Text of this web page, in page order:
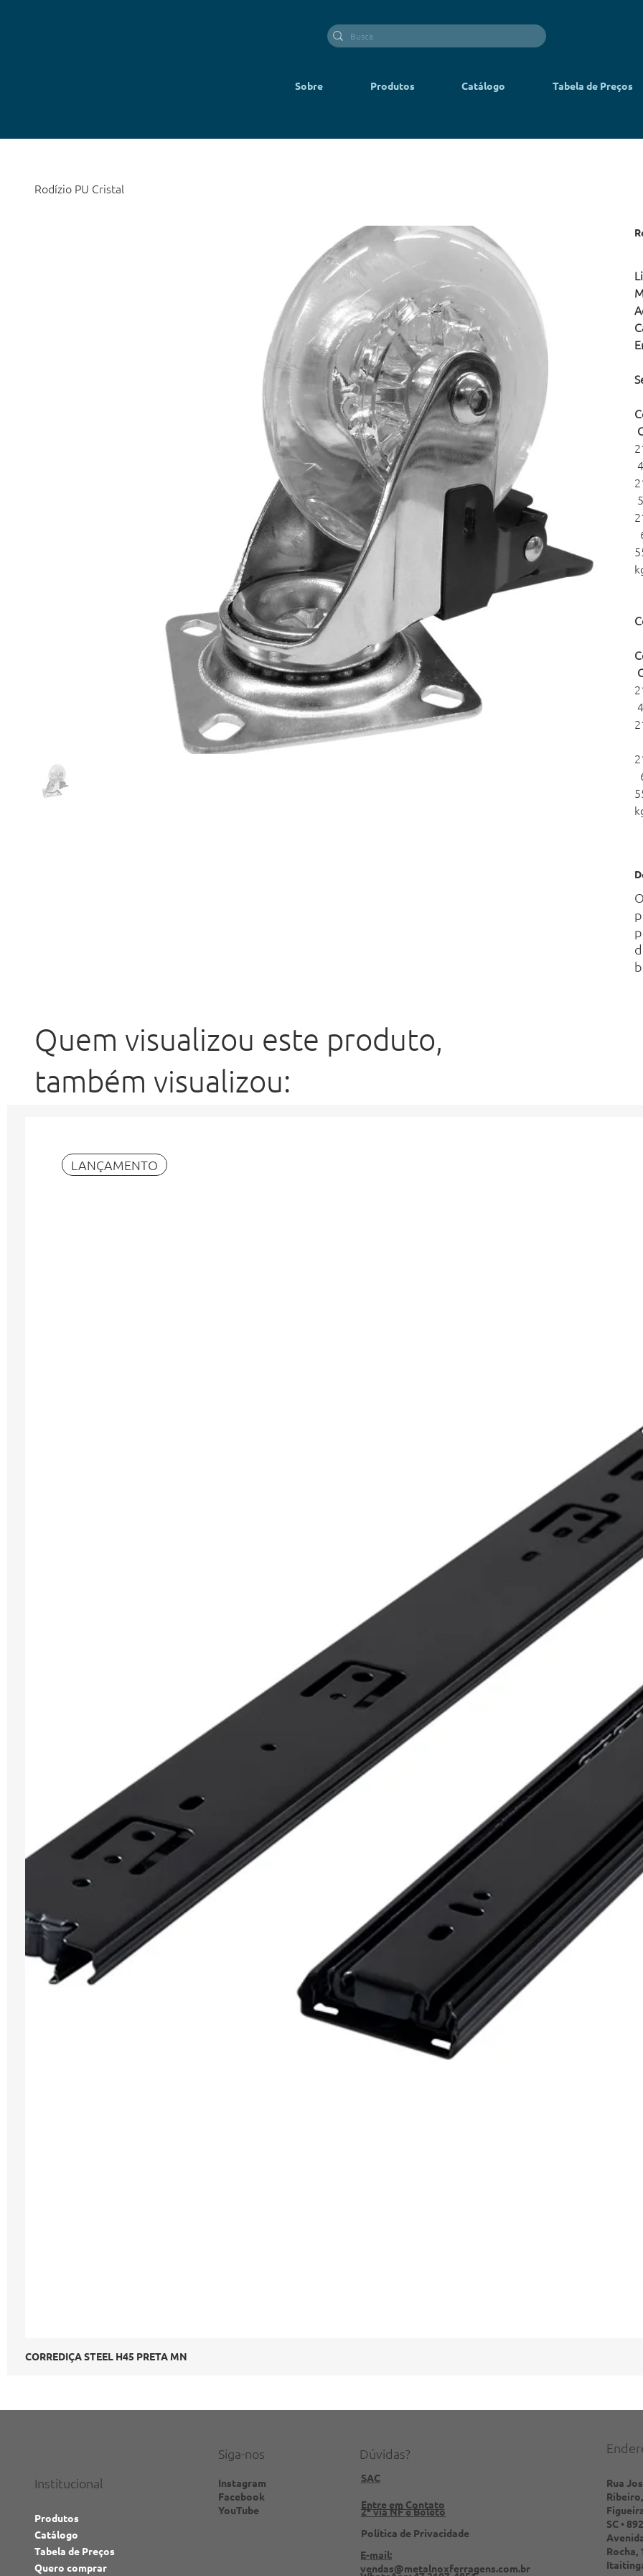
Sobre Produtos Catálogo Tabela de Preços
Rodízio PU Cristal
Quem visualizou este produto,
também visualizou:
LANÇAMENTO
CORREDIÇA STEEL H45 PRETA MN
Institucional
Produtos
Catálogo
Tabela de Preços
Quero comprar
Siga-nos
Instagram
Facebook
YouTube
Dúvidas?
SAC
Entre em Contato
2ª via NF e Boleto
Política de Privacidade
E-mail:
vendas@metalnoxferragens.com.br
Rua
SC •
Rocha,